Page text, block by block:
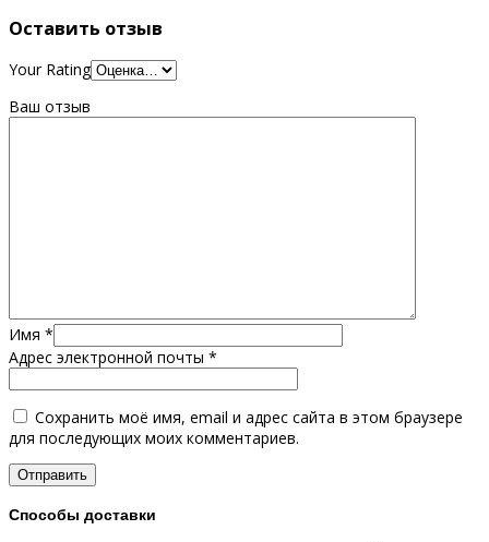
Оставить отзыв
Your Rating
Ваш отзыв
Имя *
Адрес электронной почты *
Сохранить моё имя, email и адрес сайта в этом браузере
для последующих моих комментариев.
Способы доставки